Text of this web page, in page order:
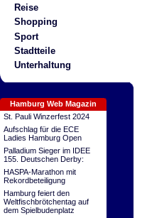
Reise
Shopping
Sport
Stadtteile
Unterhaltung
Hamburg Web Magazin
St. Pauli Winzerfest 2024
Aufschlag für die ECE
Ladies Hamburg Open
Palladium Sieger im IDEE
155. Deutschen Derby:
HASPA-Marathon mit
Rekordbeteiligung
Hamburg feiert den
Weltfischbrötchentag auf
dem Spielbudenplatz